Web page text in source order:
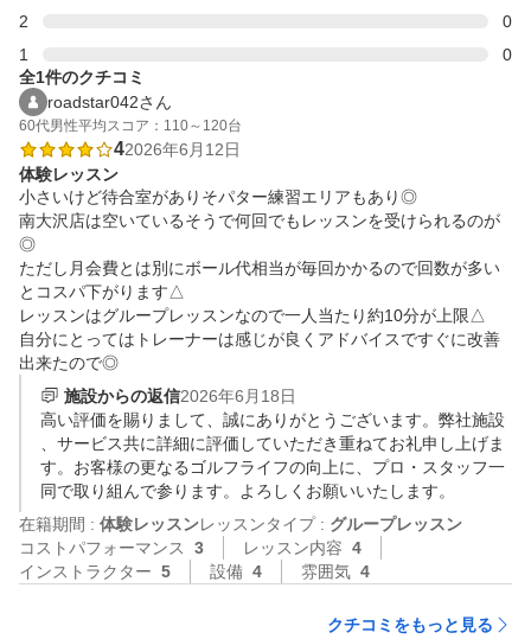
2
0
1
0
全1件のクチコミ
roadstar042さん
60代男性平均スコア：110～120台
42026年6月12日
体験レッスン
小さいけど待合室がありそパター練習エリアもあり◎
南大沢店は空いているそうで何回でもレッスンを受けられるのが
◎
ただし月会費とは別にボール代相当が毎回かかるので回数が多い
とコスパ下がります△
レッスンはグループレッスンなので一人当たり約10分が上限△
自分にとってはトレーナーは感じが良くアドバイスですぐに改善
出来たので◎
施設からの返信2026年6月18日
高い評価を賜りまして、誠にありがとうございます。弊社施設
、サービス共に詳細に評価していただき重ねてお礼申し上げま
す。お客様の更なるゴルフライフの向上に、プロ・スタッフ一
同で取り組んで参ります。よろしくお願いいたします。
在籍期間 : 体験レッスンレッスンタイプ : グループレッスン
コストパフォーマンス
3 レッスン内容 4
インストラクター 5 設備 4 雰囲気 4
クチコミをもっと見る